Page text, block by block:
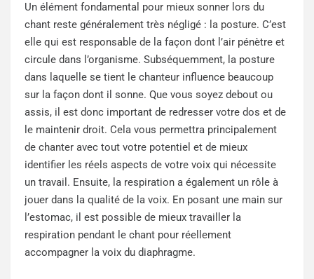
Un élément fondamental pour mieux sonner lors du
chant reste généralement très négligé : la posture. C’est
elle qui est responsable de la façon dont l’air pénètre et
circule dans l’organisme. Subséquemment, la posture
dans laquelle se tient le chanteur influence beaucoup
sur la façon dont il sonne. Que vous soyez debout ou
assis, il est donc important de redresser votre dos et de
le maintenir droit. Cela vous permettra principalement
de chanter avec tout votre potentiel et de mieux
identifier les réels aspects de votre voix qui nécessite
un travail. Ensuite, la respiration a également un rôle à
jouer dans la qualité de la voix. En posant une main sur
l’estomac, il est possible de mieux travailler la
respiration pendant le chant pour réellement
accompagner la voix du diaphragme.